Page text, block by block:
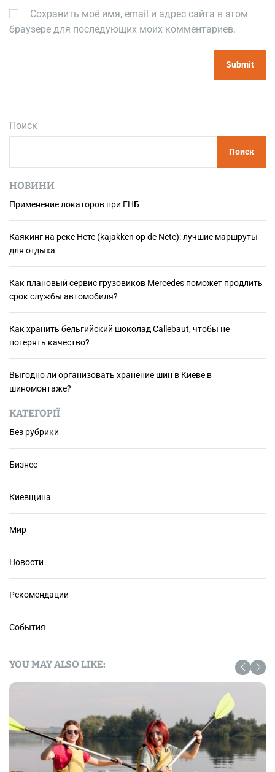
Сохранить моё имя, email и адрес сайта в этом
браузере для последующих моих комментариев.
Поиск
Поиск
НОВИНИ
Применение локаторов при ГНБ
Каякинг на реке Нете (kajakken op de Nete): лучшие маршруты
для отдыха
Как плановый сервис грузовиков Mercedes поможет продлить
срок службы автомобиля?
Как хранить бельгийский шоколад Сallebaut, чтобы не
потерять качество?
Выгодно ли организовать хранение шин в Киеве в
шиномонтаже?
КАТЕГОРІЇ
Без рубрики
Бизнес
Киевщина
Мир
Новости
Рекомендации
События
YOU MAY ALSO LIKE: